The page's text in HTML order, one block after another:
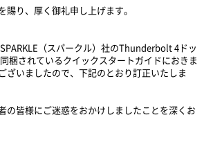
賜り、厚く御礼申し上げます。
（スパークル）社のThunderbolt 4ドッ
梱されているクイックスタートガイドにおきま
ざいましたので、下記のとおり訂正いたしま
の皆様にご迷惑をおかけしましたことを深くお